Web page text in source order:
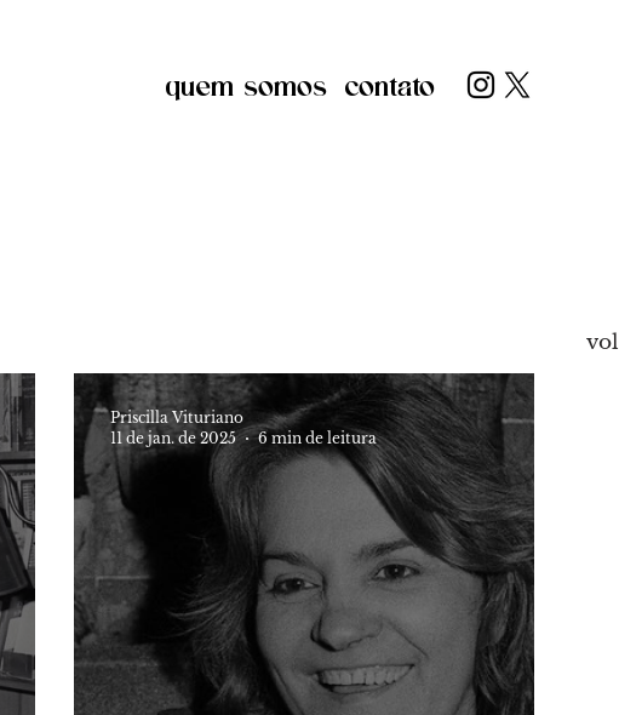
quem somos contato
Priscilla Vituriano
11 de jan. de 2025
6 min de leitura